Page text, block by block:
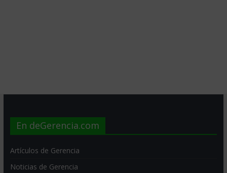
En deGerencia.com
Artículos de Gerencia
Noticias de Gerencia